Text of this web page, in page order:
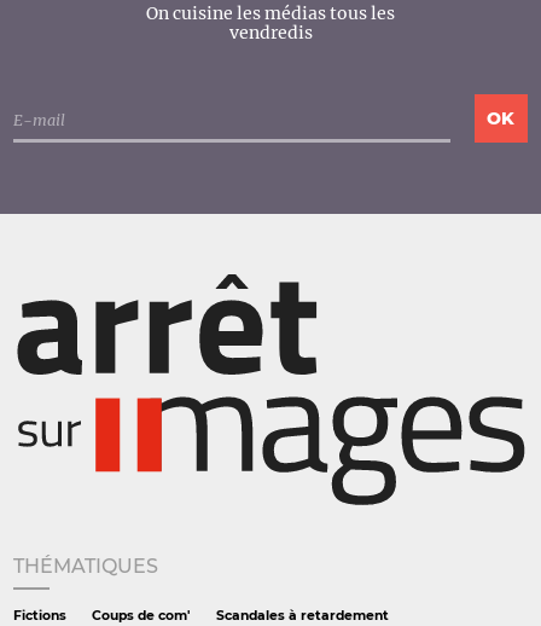
On cuisine les médias tous les
vendredis
THÉMATIQUES
Fictions Coups de com'
Scandales à retardement